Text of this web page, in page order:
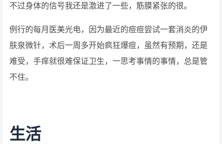
不过身体的信号我还是激进了一些，筋膜紧张的很。
例行的每月医美光电，因为最近的痘痘尝试一套消炎的伊
肤泉微针，术后一周多开始疯狂爆痘，虽然有预期，还是
难受，手痒就很难保证卫生，一思考事情的事情，总是管
不住。
生活